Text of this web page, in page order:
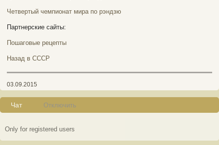
Четвертый чемпионат мира по рэндзю
Партнерские сайты:
Пошаговые рецепты
Назад в СССР
03.09.2015
Чат Отключить
Only for registered users